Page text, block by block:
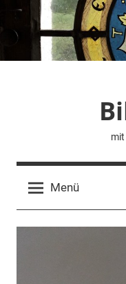
Zum
Inhalt
springen
Menü